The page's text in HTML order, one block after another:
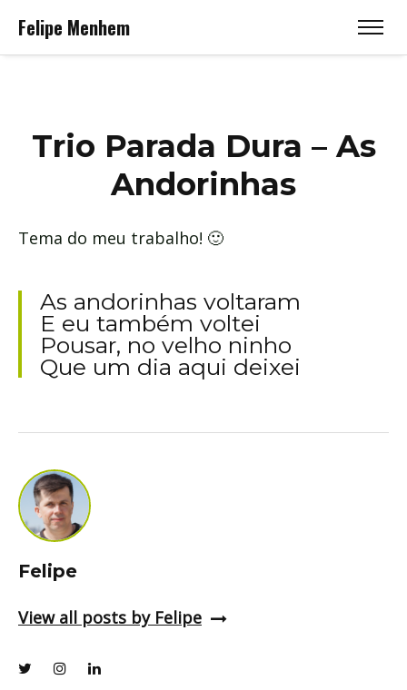
Felipe Menhem
Trio Parada Dura – As
Andorinhas
Tema do meu trabalho! 🙂
As andorinhas voltaram
E eu também voltei
Pousar, no velho ninho
Que um dia aqui deixei
Felipe
View all posts by Felipe